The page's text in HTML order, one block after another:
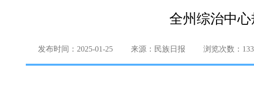
全州综治中
发布时间：2025-01-25 来源：民族日报 浏览次数： 133